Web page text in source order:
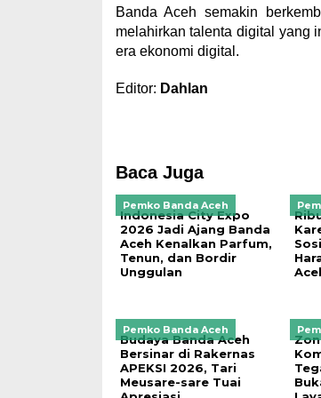
Banda Aceh semakin
melahirkan talenta digital yang
era ekonomi digital.
Editor: Dahlan
Baca Juga
Pemko Banda Aceh
Indonesia City Expo
2026 Jadi Ajang Banda
Aceh Kenalkan Parfum,
Tenun, dan Bordir
Unggulan
Pemko Banda Aceh
Budaya Banda Aceh
Bersinar di Rakernas
APEKSI 2026, Tari
Meusare-sare Tuai